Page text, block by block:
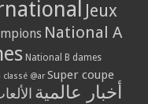
Jeux
National A
National B dames
classé @ar Super coupe
أخبار عالمية